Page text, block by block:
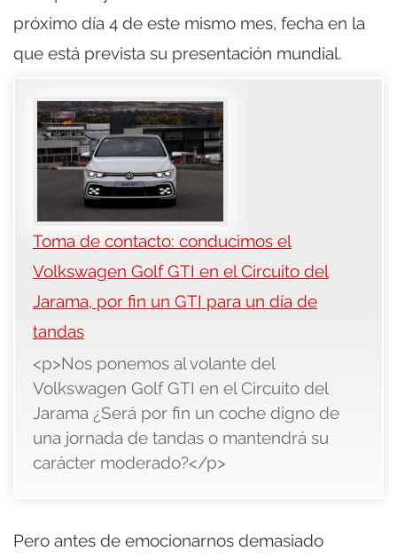
próximo día 4 de este mismo mes, fecha en la
que está prevista su presentación mundial.
Toma de contacto: conducimos el
Volkswagen Golf GTI en el Circuito del
Jarama, por fin un GTI para un día de
tandas
<p>Nos ponemos al volante del
Volkswagen Golf GTI en el Circuito del
Jarama ¿Será por fin un coche digno de
una jornada de tandas o mantendrá su
carácter moderado?</p>
Pero antes de emocionarnos demasiado